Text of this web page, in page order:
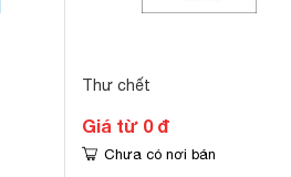
Thư chết
Giá từ 0 đ
Chưa có nơi bán